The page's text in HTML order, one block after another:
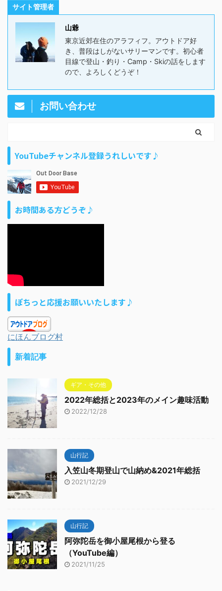
サイト管理者
山爺
東京近郊在住のアラフィフ。アウトドア好
き、普段はしがないサリーマンです。初心者
目線で登山・釣り・Camp・Skiの話をします
ので、よろしくどうぞ！
お問い合わせ
YouTubeチャンネル登録うれしいです♪
お時間ある方どうぞ♪
ぽちっと応援お願いいたします♪
にほんブログ村
新着記事
ギア・その他
2022年総括と2023年のメイン趣味活動
2022/12/28
山行記
入笠山冬期登山で山納め&2021年総括
2021/12/29
山行記
阿弥陀岳を御小屋尾根から登る
（YouTube編）
2021/11/25